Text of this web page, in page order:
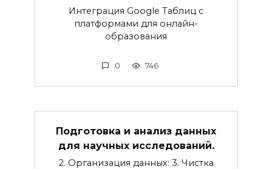
Интеграция Google Таблиц с
платформами для онлайн-
образования
0 746
Подготовка и анализ данных
для научных исследований.
2. Организация данных: 3. Чистка